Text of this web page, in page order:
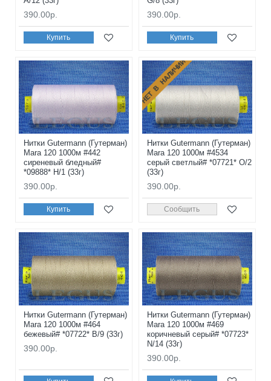
390.00р.
Купить
390.00р.
Купить
Нитки Gutermann (Гутерман)
Mara 120 1000м #442
сиреневый бледный#
*09888* H/1 (33г)
390.00р.
Купить
НЕТ В НАЛИЧИИ
Нитки Gutermann (Гутерман)
Mara 120 1000м #4534
серый светлый# *07721* O/2
(33г)
390.00р.
Сообщить
Нитки Gutermann (Гутерман)
Mara 120 1000м #464
бежевый# *07722* B/9 (33г)
390.00р.
Нитки Gutermann (Гутерман)
Mara 120 1000м #469
коричневый серый# *07723*
N/14 (33г)
390.00р.